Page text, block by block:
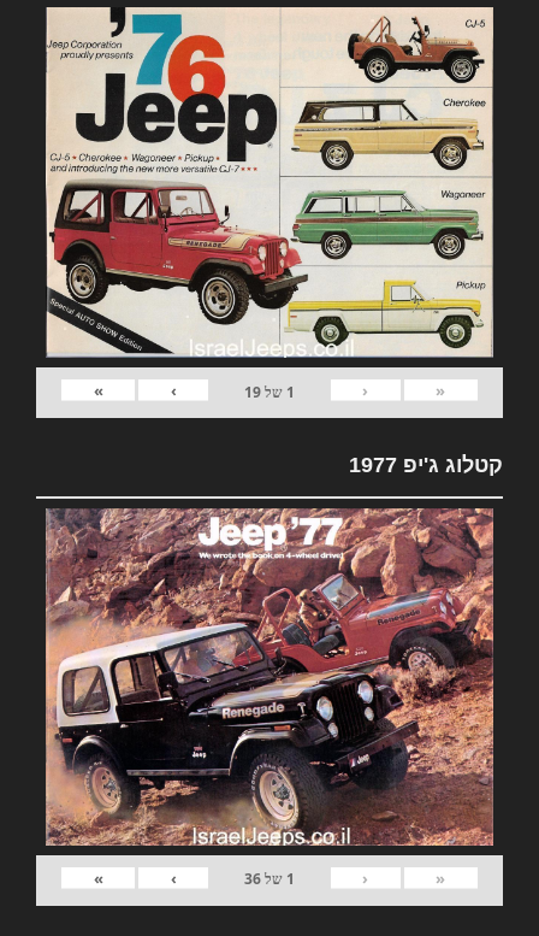
«
‹
1 של19
›
»
קטלוג ג'יפ 1977
«
‹
1 של36
›
»